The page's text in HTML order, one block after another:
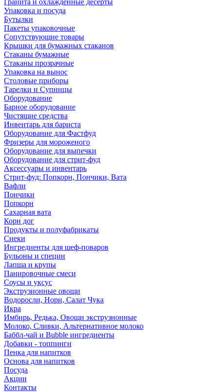
Гранита и охлажденные десерты
Упаковка и посуда
Бутылки
Пакеты упаковочные
Сопутствующие товары
Крышки для бумажных стаканов
Стаканы бумажные
Стаканы прозрачные
Упаковка на вынос
Столовые приборы
Тарелки и Супницы
Оборудование
Барное оборудование
Чистящие средства
Инвентарь для бариста
Оборудование для Фастфуд
Фризеры для мороженого
Оборудование для выпечки
Оборудование для стрит-фуд
Аксессуары и инвентарь
Стрит-фуд: Попкорн, Пончики, Вата
Вафли
Пончики
Попкорн
Сахарная вата
Корн дог
Продукты и полуфабрикаты
Снеки
Ингредиенты для шеф-поваров
Бульоны и специи
Лапша и крупы
Панировочные смеси
Соусы и уксус
Экструзионные овощи
Водоросли, Нори, Салат Чука
Икра
Имбирь, Редька, Овощи экструзионные
Молоко, Сливки, Альтернативное молоко
Баббл-чай и Bubble ингредиенты
Добавки - топпинги
Пенка для напитков
Основа для напитков
Посуда
Акции
Контакты